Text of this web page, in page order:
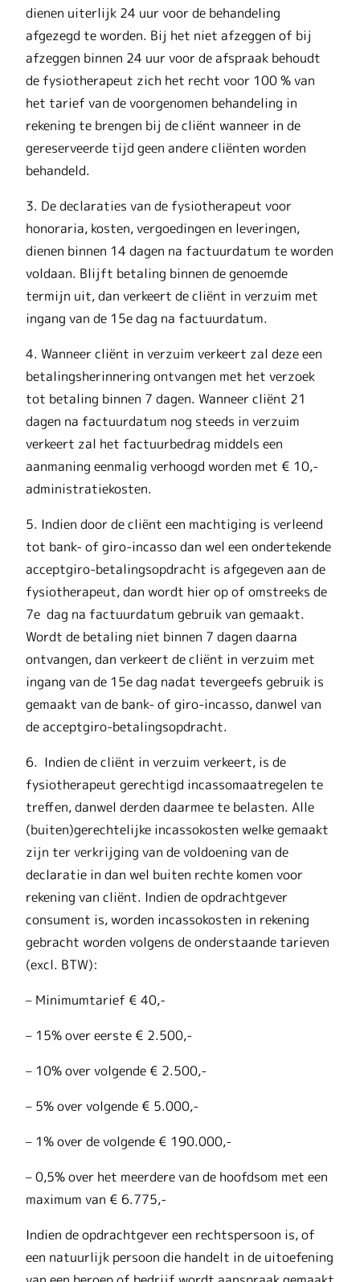
dienen uiterlijk 24 uur voor de behandeling
afgezegd te worden. Bij het niet afzeggen of bij
afzeggen binnen 24 uur voor de afspraak behoudt
de fysiotherapeut zich het recht voor 100 % van
het tarief van de voorgenomen behandeling in
rekening te brengen bij de cliënt wanneer in de
gereserveerde tijd geen andere cliënten worden
behandeld.
3. De declaraties van de fysiotherapeut voor
honoraria, kosten, vergoedingen en leveringen,
dienen binnen 14 dagen na factuurdatum te worden
voldaan. Blijft betaling binnen de genoemde
termijn uit, dan verkeert de cliënt in verzuim met
ingang van de 15e dag na factuurdatum.
4. Wanneer cliënt in verzuim verkeert zal deze een
betalingsherinnering ontvangen met het verzoek
tot betaling binnen 7 dagen. Wanneer cliënt 21
dagen na factuurdatum nog steeds in verzuim
verkeert zal het factuurbedrag middels een
aanmaning eenmalig verhoogd worden met € 10,-
administratiekosten.
5. Indien door de cliënt een machtiging is verleend
tot bank- of giro-incasso dan wel een ondertekende
acceptgiro-betalingsopdracht is afgegeven aan de
fysiotherapeut, dan wordt hier op of omstreeks de
7e dag na factuurdatum gebruik van gemaakt.
Wordt de betaling niet binnen 7 dagen daarna
ontvangen, dan verkeert de cliënt in verzuim met
ingang van de 15e dag nadat tevergeefs gebruik is
gemaakt van de bank- of giro-incasso, danwel van
de acceptgiro-betalingsopdracht.
6. Indien de cliënt in verzuim verkeert, is de
fysiotherapeut gerechtigd incassomaatregelen te
treffen, danwel derden daarmee te belasten. Alle
(buiten)gerechtelijke incassokosten welke gemaakt
zijn ter verkrijging van de voldoening van de
declaratie in dan wel buiten rechte komen voor
rekening van cliënt. Indien de opdrachtgever
consument is, worden incassokosten in rekening
gebracht worden volgens de onderstaande tarieven
(excl. BTW):
– Minimumtarief € 40,-
– 15% over eerste € 2.500,-
– 10% over volgende € 2.500,-
– 5% over volgende € 5.000,-
– 1% over de volgende € 190.000,-
– 0,5% over het meerdere van de hoofdsom met een
maximum van € 6.775,-
Indien de opdrachtgever een rechtspersoon is, of
een natuurlijk persoon die handelt in de uitoefening